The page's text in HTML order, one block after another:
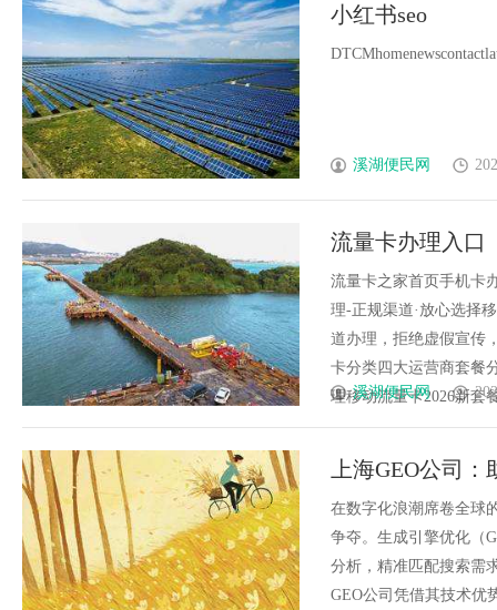
小红书seo
溪湖便民网
流量卡办理入口
流量卡之家首页手机卡
理-正规渠道·放心选择
道办理，拒绝虚假宣传
卡分类四大运营商套餐
理移动流量卡2026新套
溪湖便民网
上海GEO公司
在数字化浪潮席卷全球
争夺。生成引擎优化（
分析，精准匹配搜索需
GEO公司凭借其技术优